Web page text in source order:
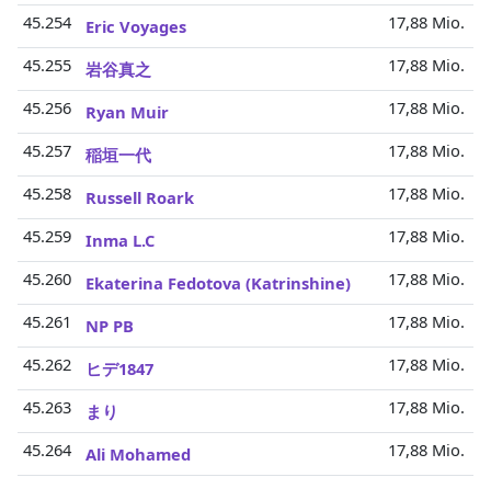
45.254
Eric Voyages
17,88 Mio.
45.255
岩谷真之
17,88 Mio.
45.256
Ryan Muir
17,88 Mio.
45.257
稲垣一代
17,88 Mio.
45.258
Russell Roark
17,88 Mio.
45.259
Inma L.C
17,88 Mio.
45.260
Ekaterina Fedotova (Katrinshine)
17,88 Mio.
45.261
NP PB
17,88 Mio.
45.262
ヒデ1847
17,88 Mio.
45.263
まり
17,88 Mio.
45.264
Ali Mohamed
17,88 Mio.